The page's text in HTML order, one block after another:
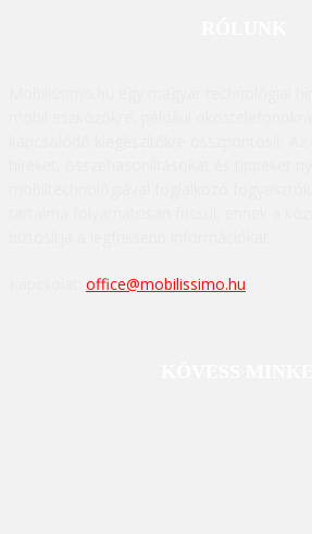
office@mobilissimo.hu